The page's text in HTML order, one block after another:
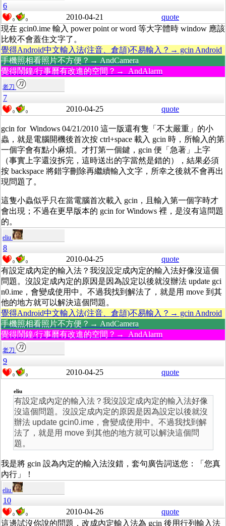
6
0 0 2010-04-21
quote
現在 gcin0.ime 輸入 power point or word 等大字體時 window 應該
比較不會蓋住文字了。
覺得Android中文輸入法(注音、倉頡)不易輸入？→ gcin Android
手機照相看照片不方便？→ AndCamera
覺得鬧鐘/行事曆有改進的空間？→ AndAlarm
老刀
7
0 0 2010-04-25 quote
gcin for Windows 04/21/2010 這一版還有隻「不太嚴重」的小
蟲，就是電腦開機後首次按 ctrl+space 載入 gcin 時，所輸入的第
一個字會有點小麻煩。才打第一個鍵，gcin 便「急著」上字
（事實上字還沒拆完，這時送出的字當然是錯的），結果必須
按 backspace 將錯字刪除再繼續輸入文字，所幸之後就不會再出
現問題了。
這隻小蟲似乎只在當電腦首次載入 gcin，且輸入第一個字時才
會出現；不過在更早版本的 gcin for Windows 裡，是沒有這問題
的。
eliu
8
0 0 2010-04-25
quote
有設定成內定的輸入法？我沒設定成內定的輸入法好像沒這個
問題。沒設定成內定的原因是因為設定以後就沒辦法 update gci
n0.ime，會變成使用中。不過我找到解法了，就是用 move 到其
他的地方就可以解決這個問題。
覺得Android中文輸入法(注音、倉頡)不易輸入？→ gcin Android
手機照相看照片不方便？→ AndCamera
覺得鬧鐘/行事曆有改進的空間？→ AndAlarm
老刀
9
0 0 2010-04-25 quote
eliu
有設定成內定的輸入法？我沒設定成內定的輸入法好像
沒這個問題。沒設定成內定的原因是因為設定以後就沒
辦法 update gcin0.ime，會變成使用中。不過我找到解
法了，就是用 move 到其他的地方就可以解決這個問
題。
我是將 gcin 設為內定的輸入法沒錯，套句廣告詞送您：「您真
內行」！
eliu
10
0 0 2010-04-26
quote
這邊試沒你說的問題，改成內定輸入法為 gcin 後用行列輸入法